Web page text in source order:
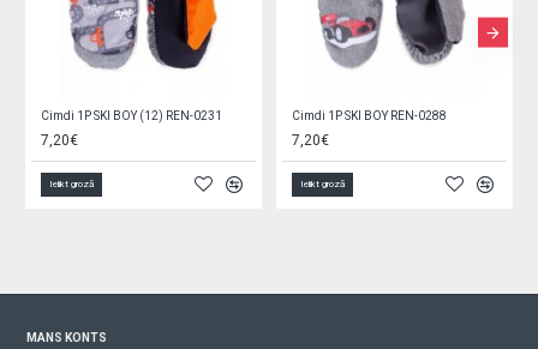
REN-0288 Cimdi 1P SKI BOY REN-0289 (12)
Ielikt grozā
Cimdi 1P SKI BOY
Ielikt grozā
MANS KONTS